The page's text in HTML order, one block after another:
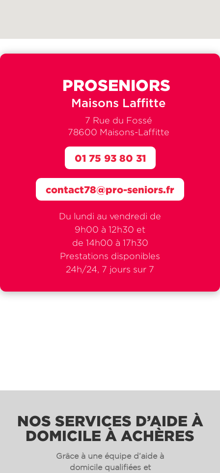
PROSENIORS
Maisons Laffitte
7 Rue du Fossé
78600 Maisons-Laffitte
Du lundi au vendredi de
9h00 à 12h30 et
de 14h00 à 17h30
Prestations disponibles
24h/24, 7 jours sur 7
contact78@pro-seniors.fr
01 75 93 80 31
NOS SERVICES D’AIDE À
DOMICILE À ACHÈRES
Grâce à une équipe d’aide à
domicile qualifiées et